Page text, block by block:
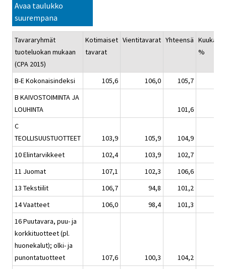
Avaa taulukko
suurempana
Tavararyhmät
tuoteluokan mukaan
(CPA 2015)
Kotimaiset
tavarat
Vientitavarat Yhteensä
%
B-E Kokonaisindeksi 105,6 106,0
105,7
B KAIVOSTOIMINTA JA
LOUHINTA
101,6
C
TEOLLISUUSTUOTTEET
103,9 105,9
104,9
10 Elintarvikkeet
102,4 103,9
102,7
11 Juomat
107,1 102,3
106,6
13 Tekstiilit
106,7 94,8
101,2
14 Vaatteet
106,0 98,4
101,3
16 Puutavara, puu- ja
korkkituotteet (pl.
huonekalut); olki- ja
punontatuotteet
107,6 100,3
104,2